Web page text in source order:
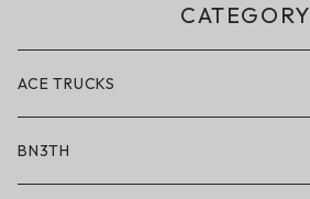
CATEGORY
ACE TRUCKS
BN3TH